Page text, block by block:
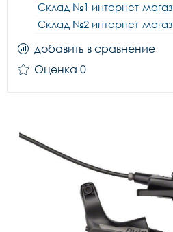
Склад №1 интернет-
Склад №2 интернет-
добавить в сравнение
Оценка 0